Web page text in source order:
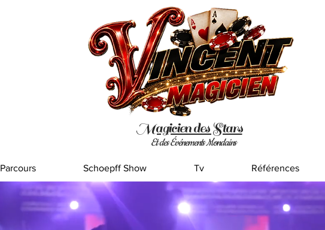
Magicien des Stars
Et des Événements Mondains
Parcours Schoepff Show Tv Références